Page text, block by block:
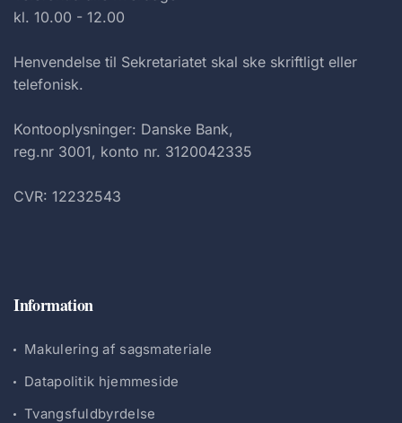
kl. 10.00 - 12.00
Henvendelse til Sekretariatet skal ske skriftligt eller
telefonisk.
Kontooplysninger: Danske Bank,
reg.nr 3001, konto nr. 3120042335
CVR: 12232543
Information
Makulering af sagsmateriale
Datapolitik hjemmeside
Tvangsfuldbyrdelse